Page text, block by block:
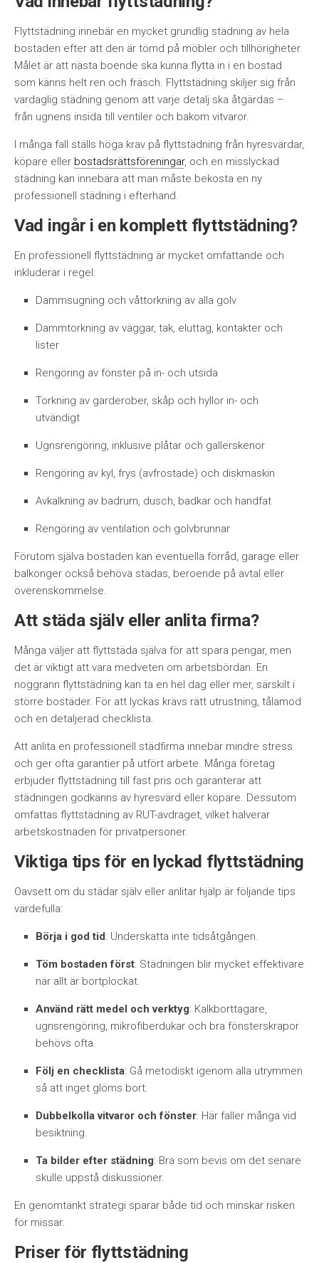
Flyttstädning innebär en mycket grundlig städning av hela
bostaden efter att den är tömd på möbler och tillhörigheter.
Målet är att nästa boende ska kunna flytta in i en bostad
som känns helt ren och fräsch. Flyttstädning skiljer sig från
vardaglig städning genom att varje detalj ska åtgärdas –
från ugnens insida till ventiler och bakom vitvaror.
I många fall ställs höga krav på flyttstädning från hyresvärdar,
köpare eller bostadsrättsföreningar, och en misslyckad
städning kan innebära att man måste bekosta en ny
professionell städning i efterhand.
Vad ingår i en komplett flyttstädning?
En professionell flyttstädning är mycket omfattande och
inkluderar i regel:
Dammsugning och våttorkning av alla golv
Dammtorkning av väggar, tak, eluttag, kontakter och
lister
Rengöring av fönster på in- och utsida
Torkning av garderober, skåp och hyllor in- och
utvändigt
Ugnsrengöring, inklusive plåtar och gallerskenor
Rengöring av kyl, frys (avfrostade) och diskmaskin
Avkalkning av badrum, dusch, badkar och handfat
Rengöring av ventilation och golvbrunnar
Förutom själva bostaden kan eventuella förråd, garage eller
balkonger också behöva städas, beroende på avtal eller
överenskommelse.
Att städa själv eller anlita firma?
Många väljer att flyttstäda själva för att spara pengar, men
det är viktigt att vara medveten om arbetsbördan. En
noggrann flyttstädning kan ta en hel dag eller mer, särskilt i
större bostäder. För att lyckas krävs rätt utrustning, tålamod
och en detaljerad checklista.
Att anlita en professionell städfirma innebär mindre stress
och ger ofta garantier på utfört arbete. Många företag
erbjuder flyttstädning till fast pris och garanterar att
städningen godkänns av hyresvärd eller köpare. Dessutom
omfattas flyttstädning av RUT-avdraget, vilket halverar
arbetskostnaden för privatpersoner.
Viktiga tips för en lyckad flyttstädning
Oavsett om du städar själv eller anlitar hjälp är följande tips
värdefulla:
Börja i god tid: Underskatta inte tidsåtgången.
Töm bostaden först: Städningen blir mycket effektivare
när allt är bortplockat.
Använd rätt medel och verktyg: Kalkborttagare,
ugnsrengöring, mikrofiberdukar och bra fönsterskrapor
behövs ofta.
Följ en checklista: Gå metodiskt igenom alla utrymmen
så att inget glöms bort.
Dubbelkolla vitvaror och fönster: Här faller många vid
besiktning.
Ta bilder efter städning: Bra som bevis om det senare
skulle uppstå diskussioner.
En genomtänkt strategi sparar både tid och minskar risken
för missar.
Priser för flyttstädning